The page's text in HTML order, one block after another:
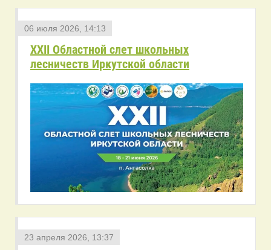
06 июля 2026, 14:13
XXII Областной слет школьных
лесничеств Иркутской области
23 апреля 2026, 13:37